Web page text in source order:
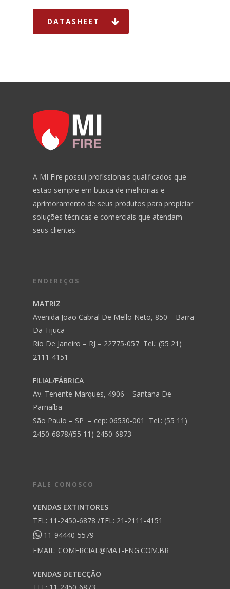
DATASHEET
A MI Fire possui profissionais qualificados que
estão sempre em busca de melhorias e
aprimoramento de seus produtos para propiciar
soluções técnicas e comerciais que atendam
seus clientes.
ENDEREÇOS
MATRIZ
Avenida João Cabral De Mello Neto, 850 – Barra
Da Tijuca
Rio De Janeiro – RJ – 22775-057 Tel.: (55 21)
2111-4151
FILIAL/FÁBRICA
Av. Tenente Marques, 4906 – Santana De
Parnaíba
São Paulo – SP – cep: 06530-001 Tel.: (55 11)
2450-6878/(55 11) 2450-6873
FALE CONOSCO
VENDAS EXTINTORES
TEL: 11-2450-6878 /TEL: 21-2111-4151
11-94440-5579
EMAIL: COMERCIAL@MAT-ENG.COM.BR
VENDAS DETECÇÃO